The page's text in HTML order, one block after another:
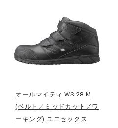
サポート
直営店一覧
取扱店一覧
オールマイティ WS 28 M
(ベルト／ミッドカット／ワ
ーキング) ユニセックス